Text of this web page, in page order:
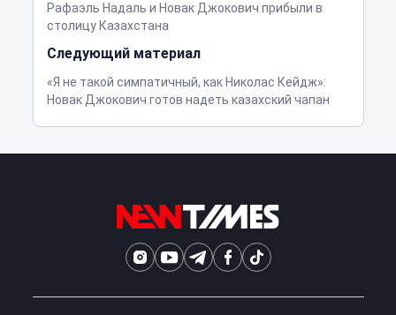
Рафаэль Надаль и Новак Джокович прибыли в
столицу Казахстана
Следующий материал
«Я не такой симпатичный, как Николас Кейдж»:
Новак Джокович готов надеть казахский чапан